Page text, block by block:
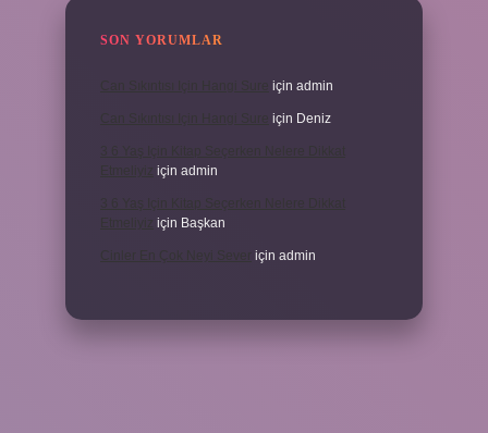
SON YORUMLAR
için admin
için Deniz
için admin
için Başkan
için admin